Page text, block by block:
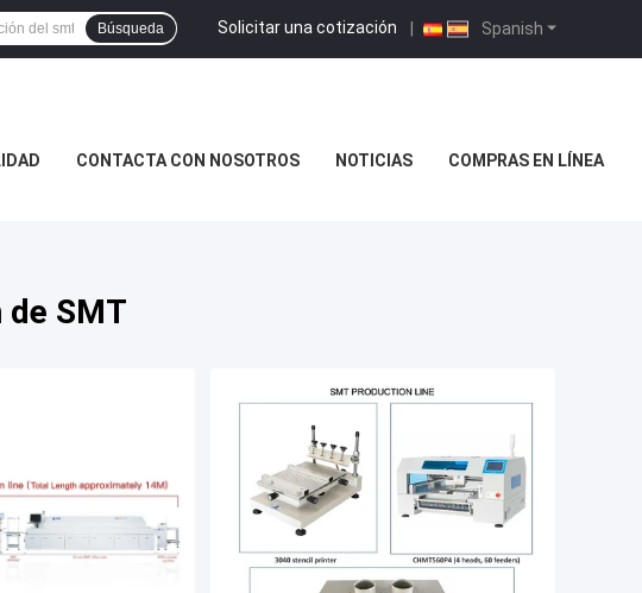
Spanish
Solicitar una cotización |
Búsqueda
CONTACTA CON NOSOTROS NOTICIAS COMPRAS EN LÍNEA
de SMT